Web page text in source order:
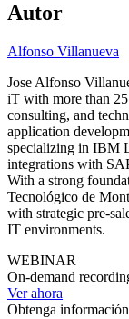
Autor
Alfonso Villanueva
Jose Alfonso
iT with more than
consulting, and
application
specializing in IBM
integrations with
With a strong
Tecnológico de
with strategic pre-
IT environments.
WEBINAR
On-demand
Ver ahora
Obtenga